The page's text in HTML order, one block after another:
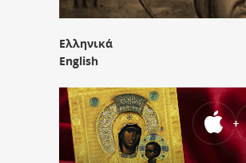
Ελληνικά
English